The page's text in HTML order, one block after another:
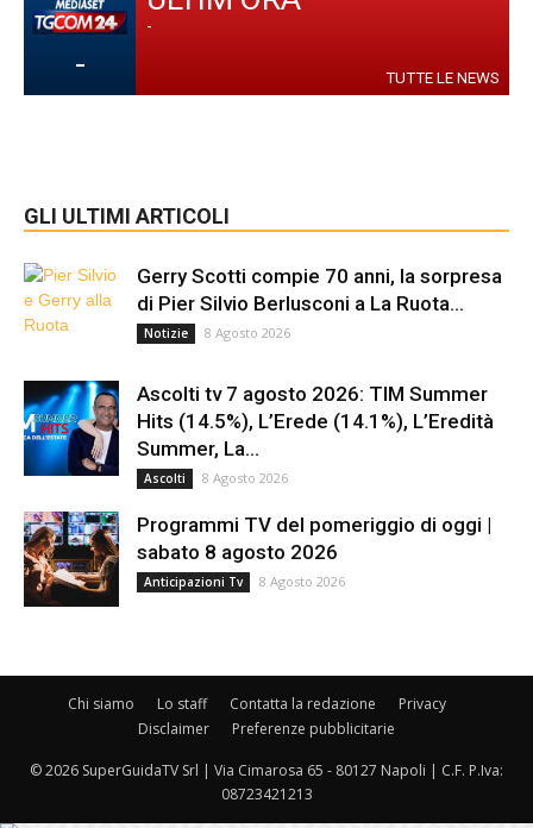
-
-
TUTTE LE NEWS
GLI ULTIMI ARTICOLI
Gerry Scotti compie 70 anni, la sorpresa
di Pier Silvio Berlusconi a La Ruota...
Notizie 8 Agosto 2026
Ascolti tv 7 agosto 2026: TIM Summer
Hits (14.5%), L’Erede (14.1%), L’Eredità
Summer, La...
Ascolti 8 Agosto 2026
Programmi TV del pomeriggio di oggi |
sabato 8 agosto 2026
Anticipazioni Tv 8 Agosto 2026
Chi siamo Lo staff Contatta la redazione
Privacy
Disclaimer
Preferenze pubblicitarie
© 2026 SuperGuidaTV Srl | Via Cimarosa 65 - 80127 Napoli | C.F. P.Iva:
08723421213